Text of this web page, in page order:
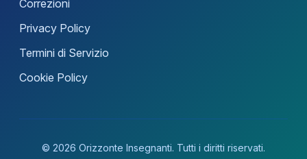
Correzioni
Privacy Policy
Termini di Servizio
Cookie Policy
© 2026 Orizzonte Insegnanti. Tutti i diritti riservati.